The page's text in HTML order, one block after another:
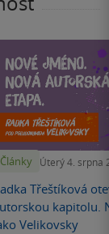
Články Úterý 4. srpna
Třeštíková
kapitolu.
Velikovsky